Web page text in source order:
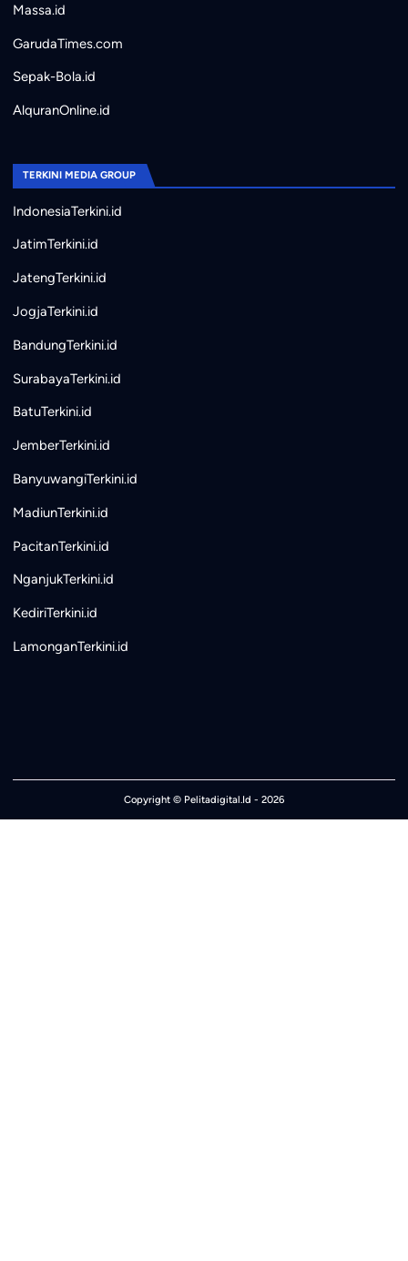
Massa.id
GarudaTimes.com
Sepak-Bola.id
AlquranOnline.id
TERKINI MEDIA GROUP
IndonesiaTerkini.id
JatimTerkini.id
JatengTerkini.id
JogjaTerkini.id
BandungTerkini.id
SurabayaTerkini.id
BatuTerkini.id
JemberTerkini.id
BanyuwangiTerkini.id
MadiunTerkini.id
PacitanTerkini.id
NganjukTerkini.id
KediriTerkini.id
LamonganTerkini.id
Copyright © Pelitadigital.Id - 2026